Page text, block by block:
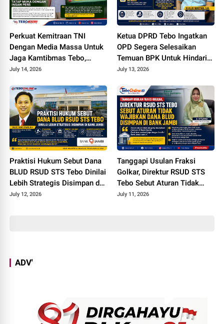
Perkuat Kemitraan TNI
Dengan Media Massa Untuk
Jaga Kamtibmas Tebo,
Dandim 0416/Bute Tatap
July 14, 2026
Ketua DPRD Tebo Ingatkan
OPD Segera Selesaikan
Temuan BPK Untuk Hindari
Resiko Hukum
July 13, 2026
Praktisi Hukum Sebut Dana
BLUD RSUD STS Tebo Dinilai
Lebih Strategis Disimpan di
Bank Jambi
July 12, 2026
Tanggapi Usulan Fraksi
Golkar, Direktur RSUD STS
Tebo Sebut Aturan Tidak
Wajibkan Dana BLUD
July 11, 2026
ADV'